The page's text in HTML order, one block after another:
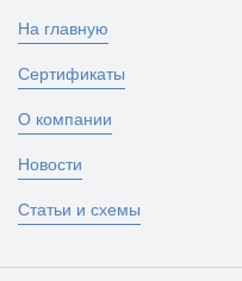
На главную
Сертификаты
О компании
Новости
Статьи и схемы